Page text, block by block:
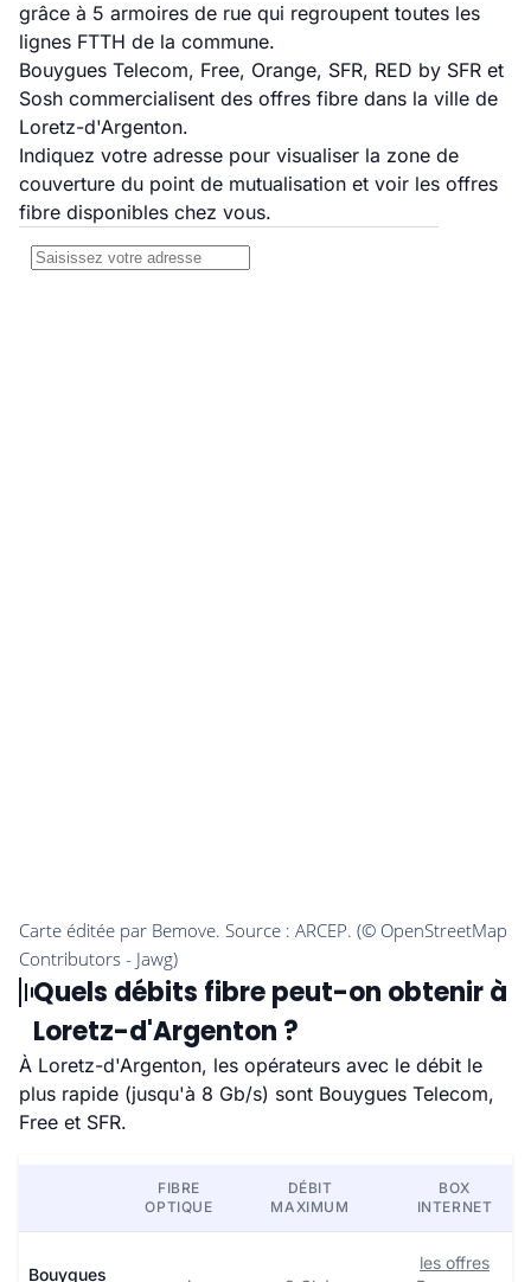
grâce à 5 armoires de rue qui regroupent toutes les
lignes FTTH de la commune.
Bouygues Telecom, Free, Orange, SFR, RED by SFR et
Sosh commercialisent des offres fibre dans la ville de
Loretz-d'Argenton.
Indiquez votre adresse pour visualiser la zone de
couverture du point de mutualisation et voir les offres
fibre disponibles chez vous.
Quels débits fibre peut-on obtenir à
Loretz-d'Argenton ?
À Loretz-d'Argenton, les opérateurs avec le débit le
plus rapide (jusqu'à 8 Gb/s) sont Bouygues Telecom,
Free et SFR.
FIBRE
OPTIQUE
DÉBIT
MAXIMUM
BOX
INTERNET
Bouygues
les offres